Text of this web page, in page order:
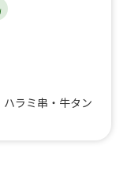
ラミ串・牛タン